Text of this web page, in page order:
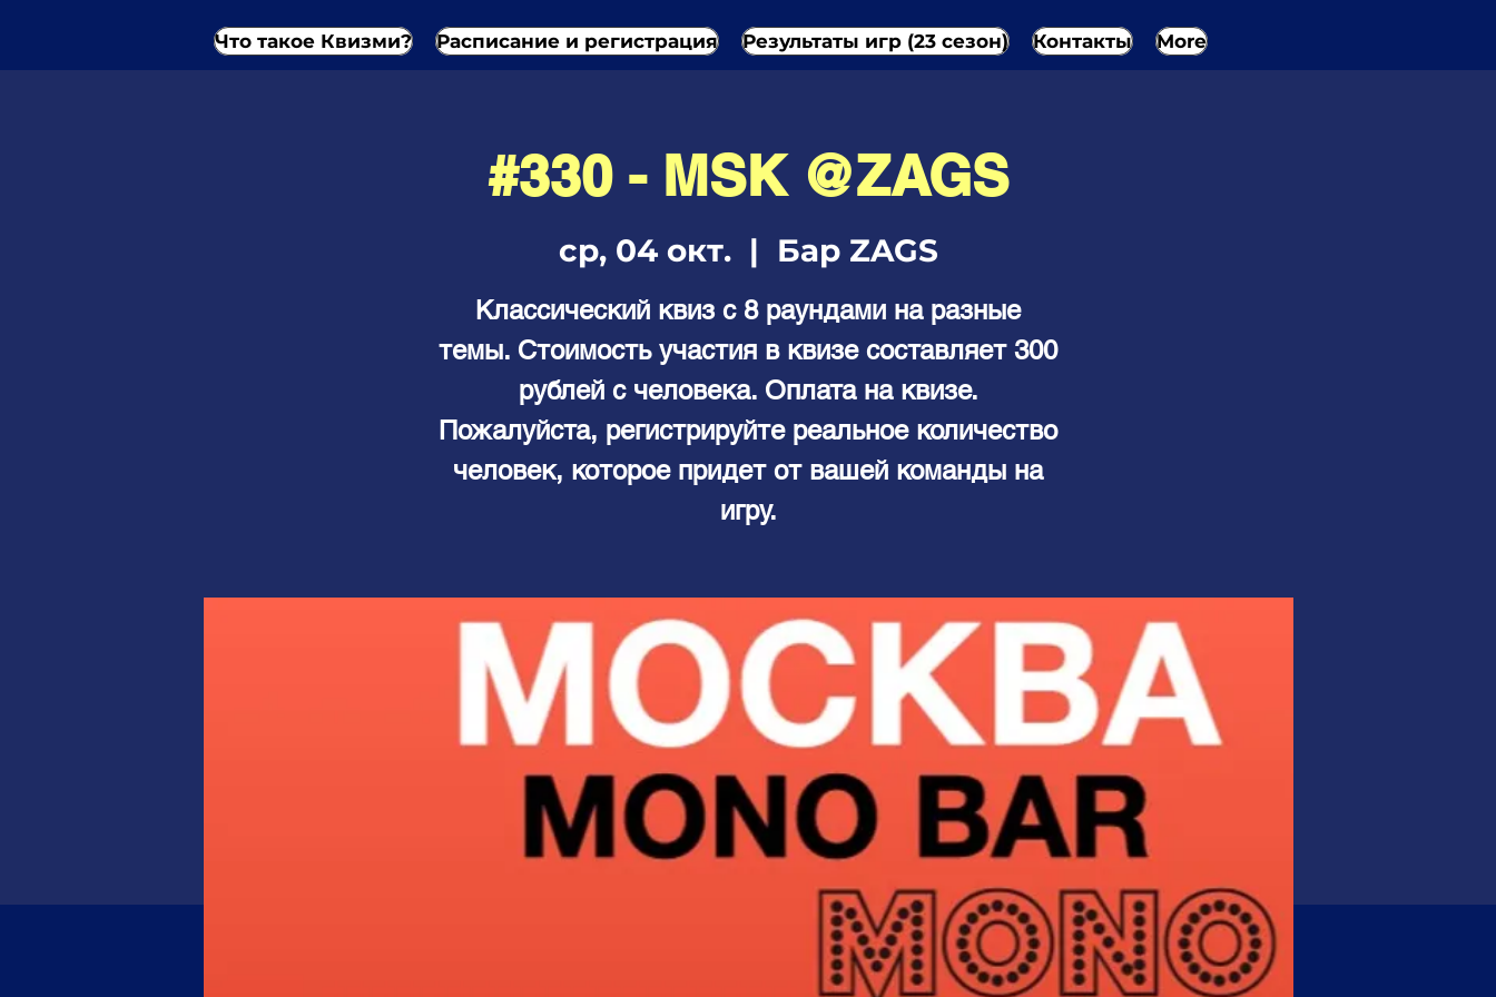
Что такое Квизми? Расписание и регистрация Результаты игр (23 сезон) Контакты More
#330 - МSК @ZAGS
ср, 04 окт.
  |
Бар ZAGS
Классический квиз с 8 раундами на разные
темы. Стоимость участия в квизе составляет 300
рублей с человека. Оплата на квизе.
Пожалуйста, регистрируйте реальное количество
человек, которое придет от вашей команды на
игру.